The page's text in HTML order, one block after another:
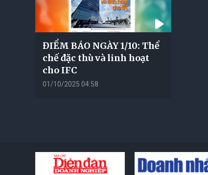
ĐIỂM BÁO NGÀY 1/10: Thể
chế đặc thù và linh hoạt
cho IFC
01/10/2025 04:58